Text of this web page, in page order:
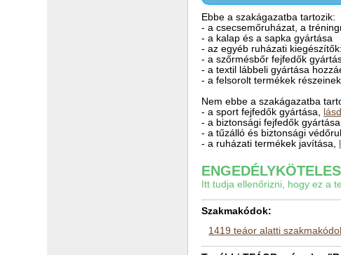
Ebbe a szakágazatba tartozik:
- a csecsemőruházat, a
- a kalap és a sapka gyártása
- az egyéb ruházati
- a szőrmésbőr fejfedők
- a textil lábbeli gyártása
- a felsorolt termékek
Nem ebbe a szakágazatba
- a sport fejfedők gyártása,
- a biztonsági fejfedők
- a tűzálló és biztonsági
- a ruházati termékek javítása,
Itt tudja ellenőrizni, hogy ez a
Szakmakódok:
1419 teáor alatti